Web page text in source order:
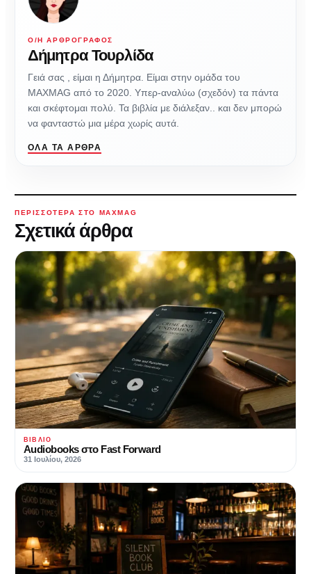
Ο/Η ΑΡΘΡΟΓΡΆΦΟΣ
Δήμητρα Τουρλίδα
Γειά σας , είμαι η Δήμητρα. Είμαι στην ομάδα του
ΜAXMAG από το 2020. Υπερ-αναλύω (σχεδόν) τα πάντα
και σκέφτομαι πολύ. Τα βιβλία με διάλεξαν.. και δεν μπορώ
να φανταστώ μια μέρα χωρίς αυτά.
ΌΛΑ ΤΑ ΆΡΘΡΑ
ΠΕΡΙΣΣΌΤΕΡΑ ΣΤΟ MAXMAG
Σχετικά άρθρα
ΒΙΒΛΊΟ
Audiobooks στο Fast Forward
31 Ιουλίου, 2026